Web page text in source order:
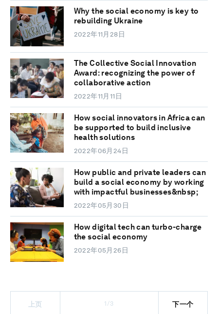
Why the social economy is key to
rebuilding Ukraine
2022年11月28日
The Collective Social Innovation
Award: recognizing the power of
collaborative action
2022年11月11日
How social innovators in Africa can
be supported to build inclusive
health solutions
2022年06月24日
How public and private leaders can
build a social economy by working
with impactful businesses&nbsp;
2022年05月30日
How digital tech can turbo-charge
the social economy
2022年05月26日
上页 1/3 下一个